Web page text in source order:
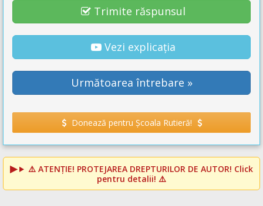
Trimite răspunsul
Vezi explicația
Următoarea întrebare »
Donează pentru Școala Rutieră!
⚠️ ATENȚIE! PROTEJAREA DREPTURILOR DE AUTOR! Click
pentru detalii! ⚠️